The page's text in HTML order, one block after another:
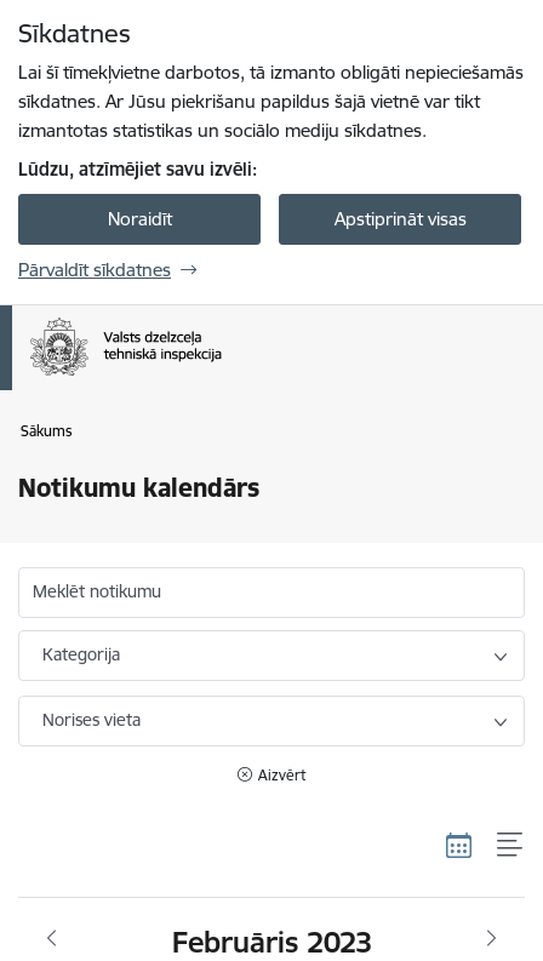
Sīkdatnes
Lai šī tīmekļvietne darbotos, tā izmanto obligāti nepieciešamās
sīkdatnes. Ar Jūsu piekrišanu papildus šajā vietnē var tikt
izmantotas statistikas un sociālo mediju sīkdatnes.
Lūdzu, atzīmējiet savu izvēli:
Noraidīt Apstiprināt visas
Pārvaldīt sīkdatnes
Sākums
Notikumu kalendārs
Meklēt notikumu
Kategorija
Norises vieta
Aizvērt
Februāris 2023